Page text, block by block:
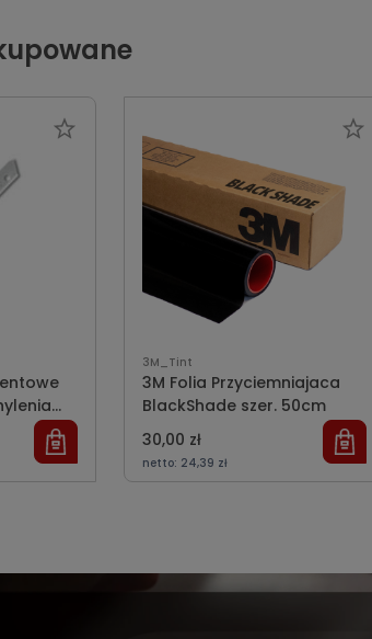
3M_Tint
3M Folia Przyciemniajaca
BlackShade szer. 50cm
30,00 zł
netto: 24,39 zł